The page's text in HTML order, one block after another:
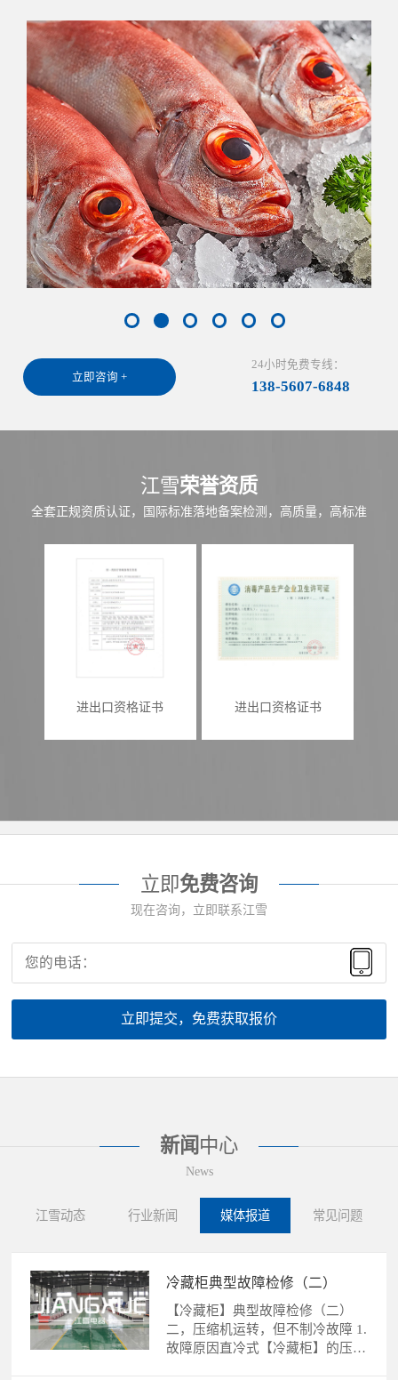
立即咨询 +
24小时免费专线：
138-5607-6848
江雪荣誉资质
全套正规资质认证，国际标准落地备案检测，高质量，高标准
进出口资格证书 进出口资格证书
立即免费咨询
现在咨询，立即联系江雪
立即提交，免费获取报价
新闻 中心
News
江雪动态 行业新闻 媒体报道 常见问题
冷藏柜典型故障检修（二）
【冷藏柜】典型故障检修（二）
二，压缩机运转，但不制冷故障 1.
故障原因直冷式【冷藏柜】的压缩